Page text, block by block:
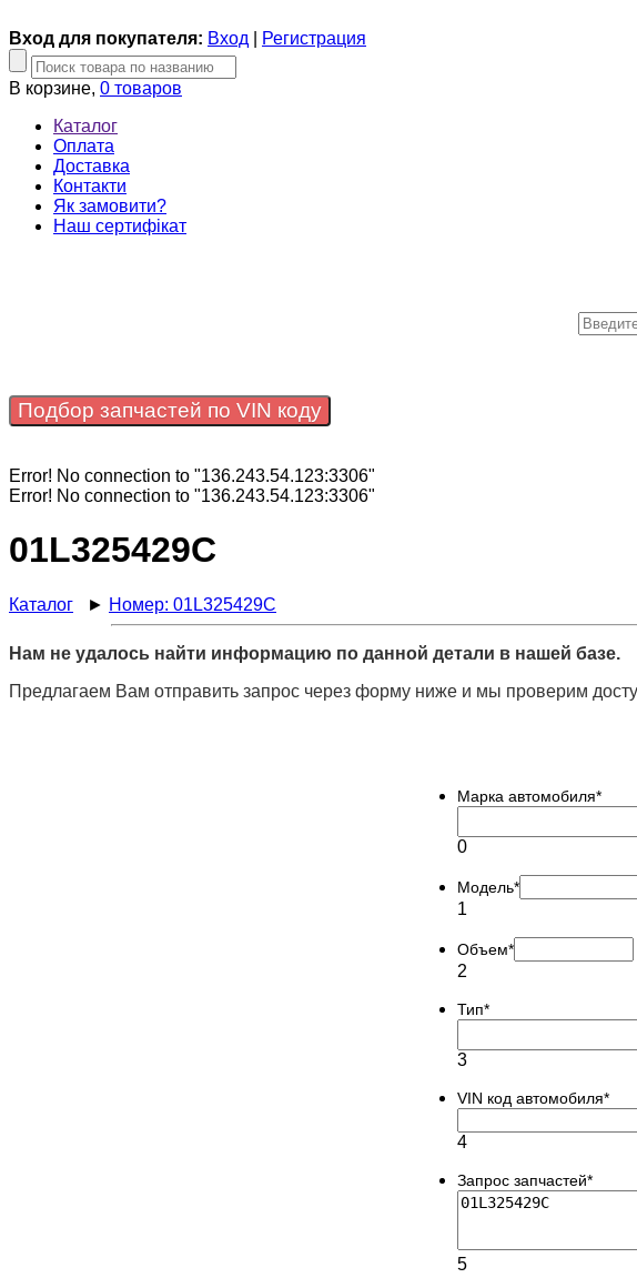
Вход для покупателя: Вход Регистрация
В корзине, 0 товаров
Каталог
Оплата
Доставка
Контакти
Як замовити?
Наш сертифікат
Подбор запчастей по VIN коду
Error! No connection to "136.243.54.123:3306"
Error! No connection to "136.243.54.123:3306"
01L325429C
Каталог ► Номер: 01L325429C
Нам не удалось найти информацию по данной детали в нашей базе.
Предлагаем Вам отправить запрос через форму ниже и мы проверим
Марка автомобиля*
0
Модель*
1
Объем*
2
Тип*
3
VIN код автомобиля*
4
Запрос запчастей*
5